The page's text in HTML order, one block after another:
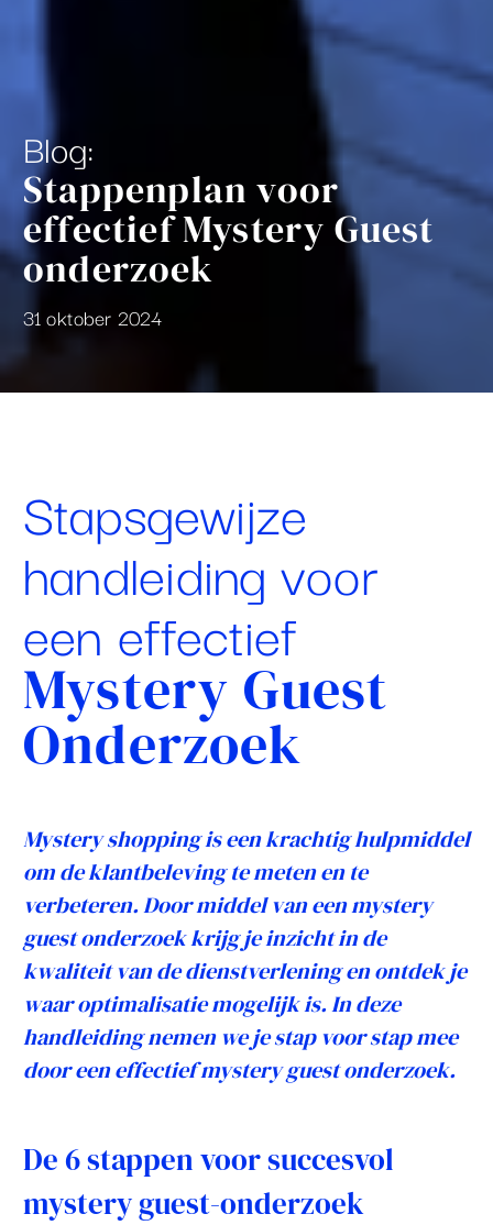
Blog:
Stappenplan voor
effectief Mystery Guest
onderzoek
31 oktober 2024
Stapsgewijze
handleiding voor
een effectief
Mystery Guest
Onderzoek
Mystery shopping is een krachtig hulpmiddel
om de klantbeleving te meten en te
verbeteren. Door middel van een mystery
guest onderzoek krijg je inzicht in de
kwaliteit van de dienstverlening en ontdek je
waar optimalisatie mogelijk is. In deze
handleiding nemen we je stap voor stap mee
door een effectief mystery guest onderzoek.
De 6 stappen voor succesvol
mystery guest-onderzoek